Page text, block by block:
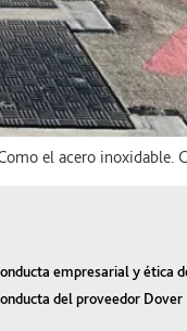
el acero inoxidable.
empresarial y ética
del proveedor Dover